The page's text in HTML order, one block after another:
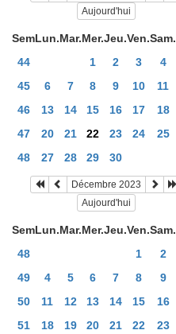
Aujourd'hui
SemLun.Mar.Mer.Jeu.Ven.Sam.
44
1 2 3 4
45
6 7 8 9 10 11
46
13 14 15 16 17 18
47
20 21 22 23 24 25
48
27 28 29 30
Décembre 2023
Aujourd'hui
SemLun.Mar.Mer.Jeu.Ven.Sam.
48
1 2
49
4 5 6 7 8 9
50
11 12 13 14 15 16
51
18 19 20 21 22 23